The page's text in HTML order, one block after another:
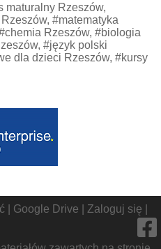
maturalny Rzeszów,
#matematyka
Rzeszów, #biologia
#język polski
dla dzieci Rzeszów, #kursy
Google Drive Zaloguj się